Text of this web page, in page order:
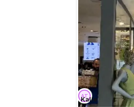
Kalie